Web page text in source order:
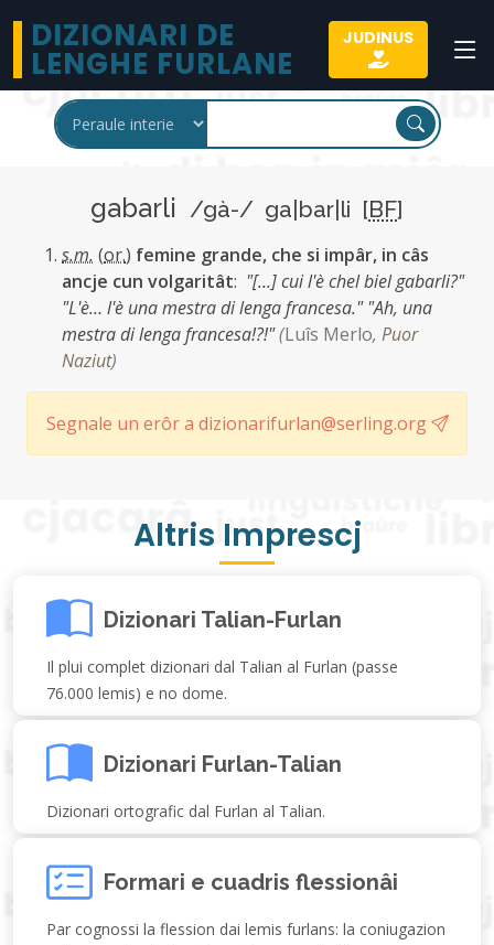
DIZIONARI DE
LENGHE FURLANE
JUDINUS
gabarli /gà-/ ga|bar|li [BF]
s.m. (or.) femine grande, che si impâr, in câs
ancje cun volgaritât: "[...] cui l'è chel biel gabarli?"
"L'è… l'è una mestra di lenga francesa." "Ah, una
mestra di lenga francesa!?!"(Luîs Merlo, Puor
Naziut)
Segnale un erôr a dizionarifurlan@serling.org
Altris Imprescj
Dizionari Talian-Furlan
Il plui complet dizionari dal Talian al Furlan (passe
76.000 lemis) e no dome.
Dizionari Furlan-Talian
Dizionari ortografic dal Furlan al Talian.
Formari e cuadris flessionâi
Par cognossi la flession dai lemis furlans: la coniugazion